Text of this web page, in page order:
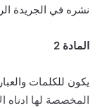
نشره في الجريدة
المادة 2
يكون للكلمات
المخصصة لها ادناه